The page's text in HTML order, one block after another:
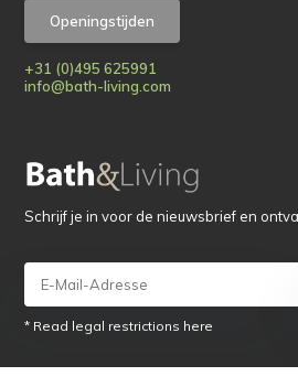
Openingstijden
+31 (0)495 625991
info@bath-living.com
Schrijf je in voor de nieuwsbrief en
* Read legal restrictions here